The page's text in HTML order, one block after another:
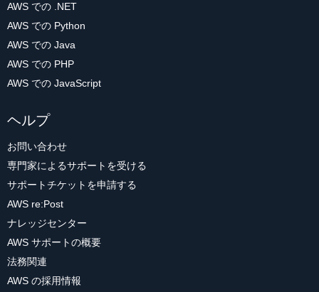
AWS での .NET
AWS での Python
AWS での Java
AWS での PHP
AWS での JavaScript
ヘルプ
お問い合わせ
専門家によるサポートを受ける
サポートチケットを申請する
AWS re:Post
ナレッジセンター
AWS サポートの概要
法務関連
AWS の採用情報